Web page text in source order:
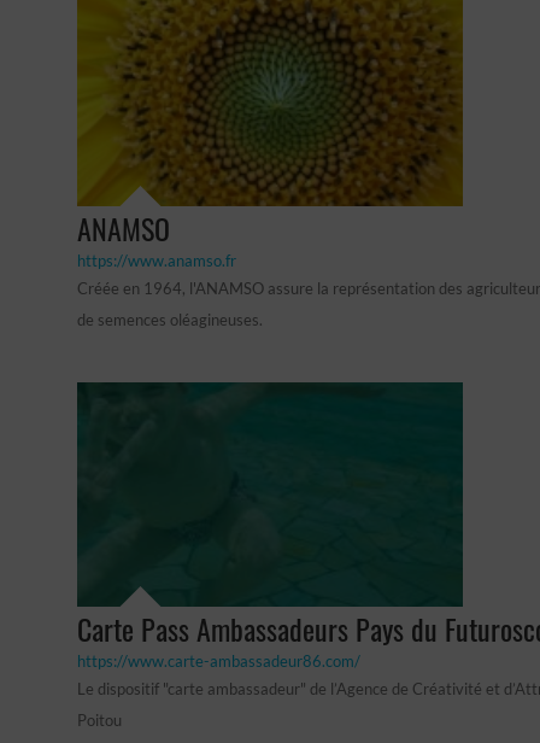
ANAMSO
https://www.anamso.fr
Créée en 1964, l'ANAMSO assure la représentation des
de semences oléagineuses.
Carte Pass Ambassadeurs Pays du
https://www.carte-ambassadeur86.com/
Le dispositif "carte ambassadeur" de l’Agence de Créativité et
Poitou